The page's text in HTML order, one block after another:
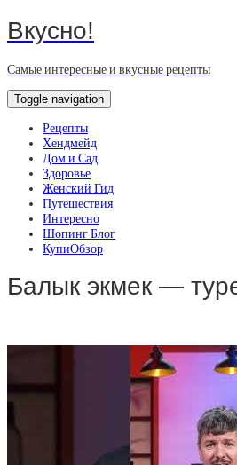
Вкусно!
Самые интересные и вкусные рецепты
Toggle navigation
Рецепты
Хендмейд
Дом и Сад
Здоровье
Женский Гид
Путешествия
Интересно
Шопинг Блог
КупиОбзор
Балык экмек —